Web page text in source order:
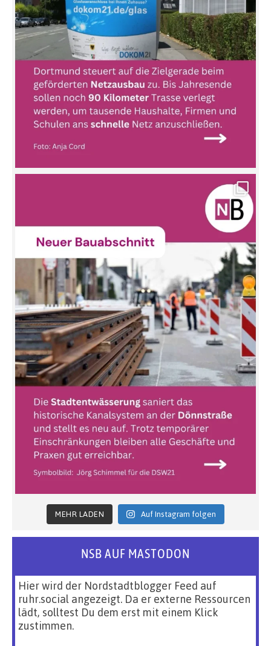
MEHR LADEN Auf Instagram folgen
NSB AUF MASTODON
Hier wird der Nordstadtblogger Feed auf
ruhr.social angezeigt. Da er externe Ressourcen
lädt, solltest Du dem erst mit einem Klick
zustimmen.